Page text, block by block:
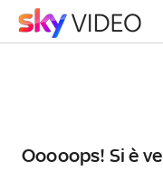
Ooooops! Si è